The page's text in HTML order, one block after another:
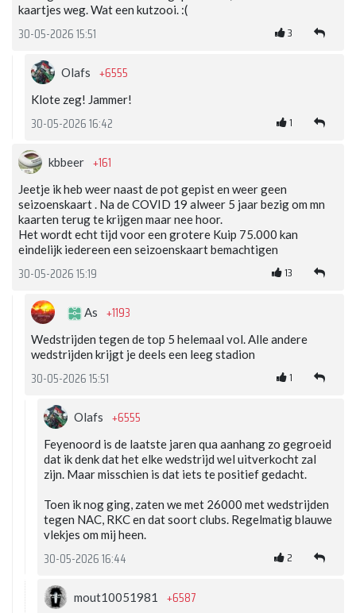
kaartjes weg. Wat een kutzooi. :(
30-05-2026 15:51 3
Olafs +6555
Klote zeg! Jammer!
30-05-2026 16:42 1
kbbeer +161
Jeetje ik heb weer naast de pot gepist en weer geen
seizoenskaart . Na de COVID 19 alweer 5 jaar bezig om mn
kaarten terug te krijgen maar nee hoor.
Het wordt echt tijd voor een grotere Kuip 75.000 kan
eindelijk iedereen een seizoenskaart bemachtigen
30-05-2026 15:19 13
As +1193
Wedstrijden tegen de top 5 helemaal vol. Alle andere
wedstrijden krijgt je deels een leeg stadion
30-05-2026 15:51 1
Olafs +6555
Feyenoord is de laatste jaren qua aanhang zo gegroeid
dat ik denk dat het elke wedstrijd wel uitverkocht zal
zijn. Maar misschien is dat iets te positief gedacht.
Toen ik nog ging, zaten we met 26000 met wedstrijden
tegen NAC, RKC en dat soort clubs. Regelmatig blauwe
vlekjes om mij heen.
30-05-2026 16:44 2
mout10051981 +6587